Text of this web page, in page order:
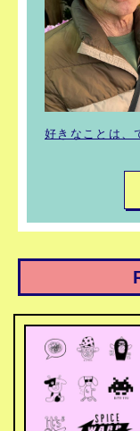
好きなことは、